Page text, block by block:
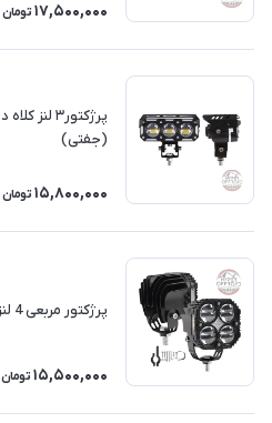
17,500,000 تومان
(جفتی)
15,800,000 تومان
پرژکتور مربعی 4 لنز مربع آفرودی MotoLed ( جفتی )
15,500,000 تومان